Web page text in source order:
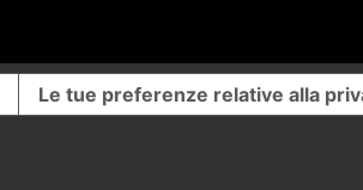
Le tue preferenze relative alla